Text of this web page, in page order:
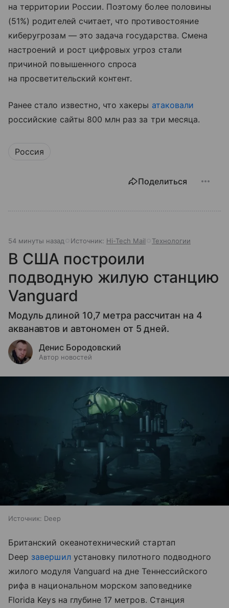
на территории России. Поэтому более половины
(51%) родителей считает, что противостояние
киберугрозам — это задача государства. Смена
настроений и рост цифровых угроз стали
причиной повышенного спроса
на просветительский контент.
Ранее стало известно, что хакеры атаковали
российские сайты 800 млн раз за три месяца.
Россия
Поделиться
54 минуты назад Источник: Hi-Tech Mail Технологии
В США построили
подводную жилую станцию
Vanguard
Модуль длиной 10,7 метра рассчитан на 4
акванавтов и автономен от 5 дней.
Денис Бородовский
Автор новостей
Источник: Deep
Британский океанотехнический стартап
Deep завершилустановку пилотного подводного
жилого модуля Vanguard на дне Теннессийского
рифа в национальном морском заповеднике
Florida Keys на глубине 17 метров. Станция